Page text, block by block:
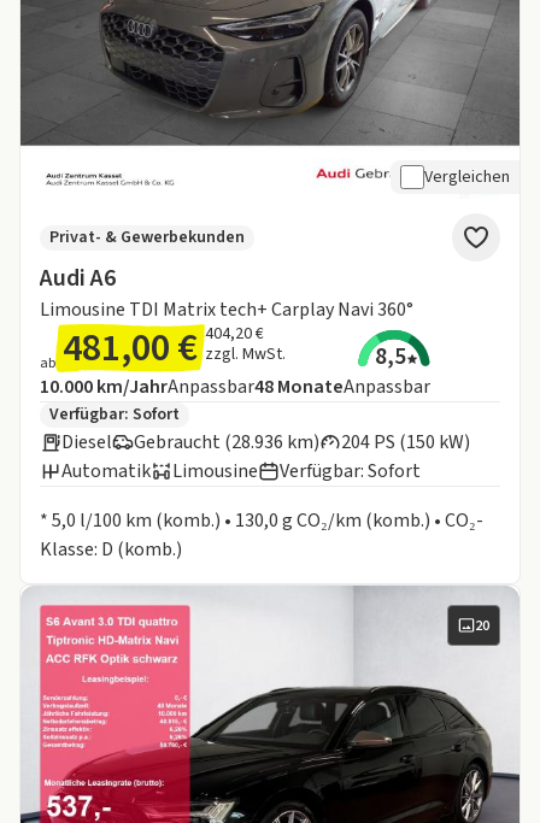
Vergleichen
Audi A6
Limousine TDI Matrix tech+ Carplay Navi 360°
Privat- & Gewerbekunden
ab 481,00 € 404,20 €
zzgl. MwSt.
8,5
Angebotsdetails:
Inklusive Laufleistung
10.000 km/JahrAnpassbarLaufzeit
48MonateAnpassbar
Zusätzliche Fahrzeuginformationen:
Verfügbar: Sofort
Diesel Gebraucht (28.936 km)
204 PS (150 kW)
Automatik
Limousine
Verfügbar: Sofort
* 5,0 l/100 km (komb.) • 130,0 g CO₂/km (komb.) • CO₂-
Klasse: D (komb.)
20